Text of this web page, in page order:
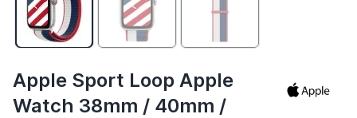
Apple Sport Loop Apple
Watch 38mm / 40mm /